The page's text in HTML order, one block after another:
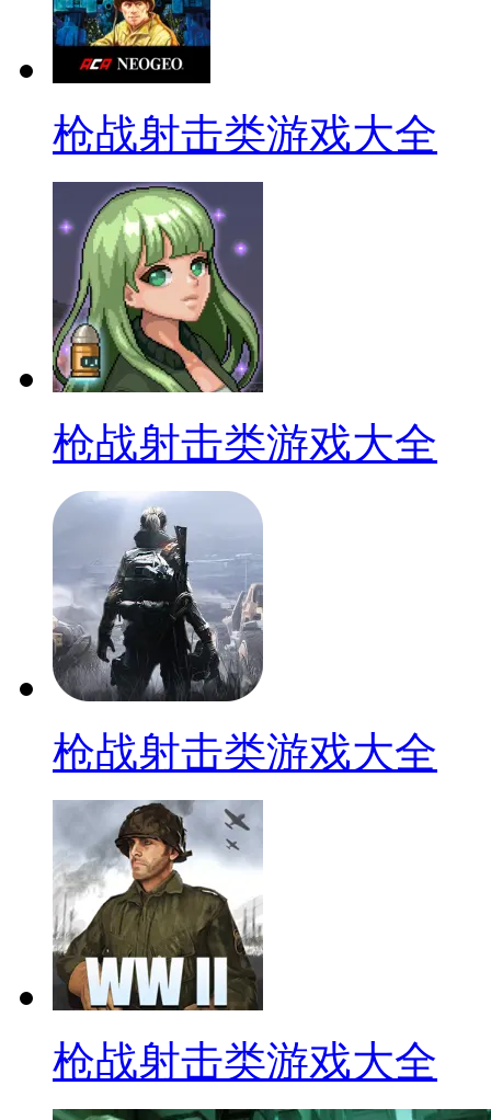
枪战射击类游戏大全
枪战射击类游戏大全
枪战射击类游戏大全
枪战射击类游戏大全